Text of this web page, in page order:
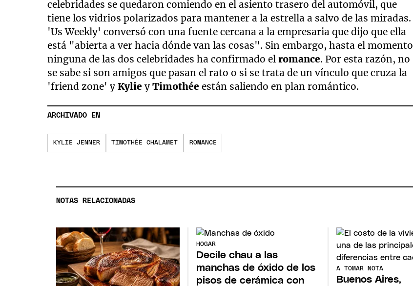
celebridades se quedaron comiendo en el asiento trasero del automóvil, que
tiene los vidrios polarizados para mantener a la estrella a salvo de las miradas.
'Us Weekly' conversó con una fuente cercana a la empresaria que dijo que ella
está "abierta a ver hacia dónde van las cosas". Sin embargo, hasta el momento
ninguna de las dos celebridades ha confirmado elromance. Por esta razón, no
se sabe si son amigos que pasan el rato o si se trata de un vínculo que cruza la
'friend zone' yKylie yTimothée están saliendo en plan romántico.
ARCHIVADO EN
KYLIE JENNER TIMOTHÉE CHALAMET ROMANCE
NOTAS RELACIONADAS
HOGAR
Decile chau a las
manchas de óxido de los
pisos de cerámica con
A TOMAR NOTA
Buenos Aires,